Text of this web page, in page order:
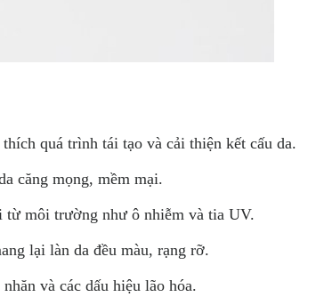
quá trình tái tạo và cải thiện kết cấu da.
căng mọng, mềm mại.
từ môi trường như ô nhiễm và tia UV.
lại làn da đều màu, rạng rỡ.
và các dấu hiệu lão hóa.